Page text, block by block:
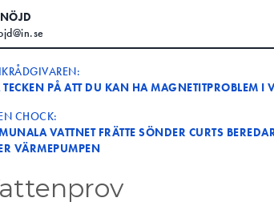
TECKEN PÅ ATT DU KAN HA MAGNETITPROBLEM I
CHOCK:
VATTNET FRÄTTE SÖNDER CURTS
VÄRMEPUMPEN